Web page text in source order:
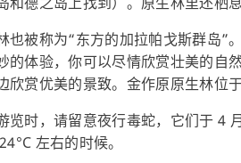
也被称为“东方的加拉帕戈斯群岛”
的体验，你可以尽情欣赏壮美的自
欣赏优美的景致。金作原原生林位
览时，请留意夜行毒蛇，它们于 4
左右的时候。